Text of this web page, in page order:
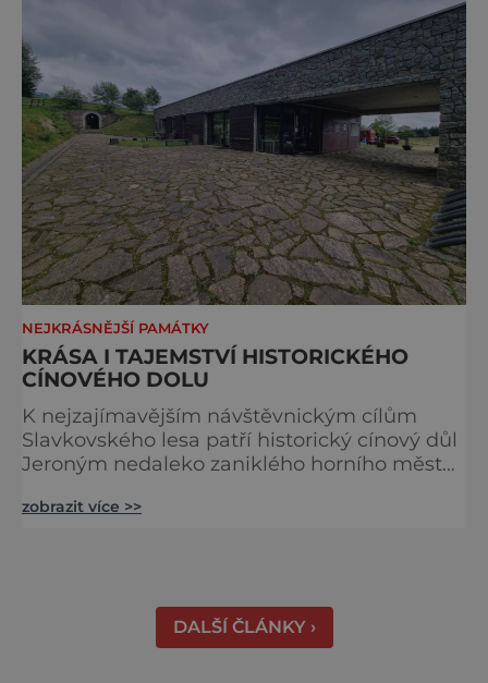
některé události spojené s touto významnou
NEJKRÁSNĚJŠÍ PAMÁTKY
KRÁSA I TAJEMSTVÍ HISTORICKÉHO
CÍNOVÉHO DOLU
K nejzajímavějším návštěvnickým cílům
Slavkovského lesa patří historický cínový důl
Jeroným nedaleko zaniklého horního města
středověku. Národní kulturní památka je
práci tehdejších horníků. [gallery
ids="91631,91630,91632,91633,91634,91635,9
zobrazit více >>
DALŠÍ ČLÁNKY ›